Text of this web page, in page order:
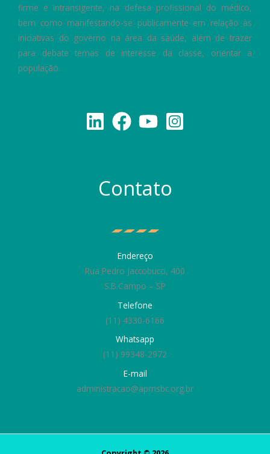
firme e intransigente, na defesa profissional do médico,
bem como manifestando-se publicamente em relação às
iniciativas do governo na área da saúde, além de trazer
para debate temas de interesse da classe, orientar a
população.
Contato
Endereço
Rua Pedro Jaccobucci, 400
S.B.Campo – SP
Telefone
(11) 4330-6166
Whatsapp
(11) 99348-2972
E-mail
administracao@apmsbc.org.br